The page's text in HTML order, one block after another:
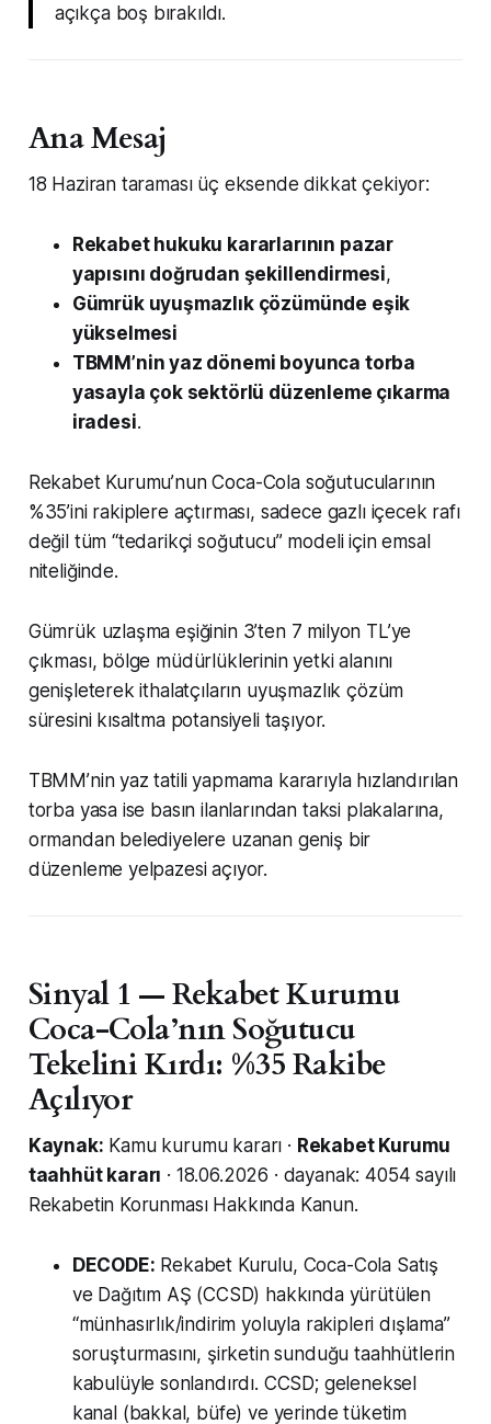
açıkça boş bırakıldı.
Ana Mesaj
18 Haziran taraması üç eksende dikkat çekiyor:
Rekabet hukuku kararlarının pazar
yapısını doğrudan şekillendirmesi,
Gümrük uyuşmazlık çözümünde eşik
yükselmesi
TBMM’nin yaz dönemi boyunca torba
yasayla çok sektörlü düzenleme çıkarma
iradesi.
Rekabet Kurumu’nun Coca-Cola soğutucularının
%35’ini rakiplere açtırması, sadece gazlı içecek rafı
değil tüm “tedarikçi soğutucu” modeli için emsal
niteliğinde.
Gümrük uzlaşma eşiğinin 3’ten 7 milyon TL’ye
çıkması, bölge müdürlüklerinin yetki alanını
genişleterek ithalatçıların uyuşmazlık çözüm
süresini kısaltma potansiyeli taşıyor.
TBMM’nin yaz tatili yapmama kararıyla hızlandırılan
torba yasa ise basın ilanlarından taksi plakalarına,
ormandan belediyelere uzanan geniş bir
düzenleme yelpazesi açıyor.
Sinyal 1 — Rekabet Kurumu
Coca-Cola’nın Soğutucu
Tekelini Kırdı: %35 Rakibe
Açılıyor
Kaynak: Kamu kurumu kararı · Rekabet Kurumu
taahhüt kararı · 18.06.2026 · dayanak: 4054 sayılı
Rekabetin Korunması Hakkında Kanun.
DECODE: Rekabet Kurulu, Coca-Cola Satış
ve Dağıtım AŞ (CCSD) hakkında yürütülen
“münhasırlık/indirim yoluyla rakipleri dışlama”
soruşturmasını, şirketin sunduğu taahhütlerin
kabulüyle sonlandırdı. CCSD; geleneksel
kanal (bakkal, büfe) ve yerinde tüketim